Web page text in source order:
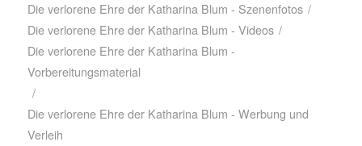
Die verlorene Ehre der Katharina Blum - Szenenfotos /
Die verlorene Ehre der Katharina Blum - Videos /
Die verlorene Ehre der Katharina Blum -
Vorbereitungsmaterial
/
Die verlorene Ehre der Katharina Blum - Werbung und
Verleih